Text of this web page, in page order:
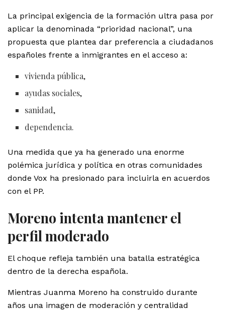
La principal exigencia de la formación ultra pasa por
aplicar la denominada “prioridad nacional”, una
propuesta que plantea dar preferencia a ciudadanos
españoles frente a inmigrantes en el acceso a:
vivienda pública,
ayudas sociales,
sanidad,
dependencia.
Una medida que ya ha generado una enorme
polémica jurídica y política en otras comunidades
donde Vox ha presionado para incluirla en acuerdos
con el PP.
Moreno intenta mantener el
perfil moderado
El choque refleja también una batalla estratégica
dentro de la derecha española.
Mientras Juanma Moreno ha construido durante
años una imagen de moderación y centralidad